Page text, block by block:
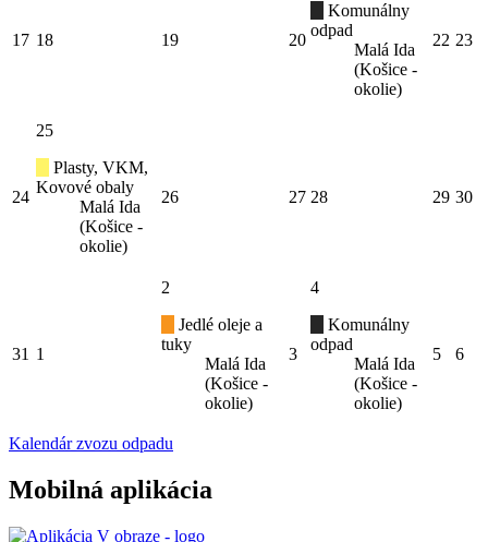
17 18 19 20
Komunálny
odpad
Malá Ida
(Košice -
okolie)
22 23
24
25
Plasty, VKM,
Kovové obaly
Malá Ida
(Košice -
okolie)
26 27 28 29 30
31 1
2
Jedlé oleje a
tuky
Malá Ida
(Košice -
okolie)
3
4
Komunálny
odpad
Malá Ida
(Košice -
okolie)
5 6
Kalendár zvozu odpadu
Mobilná aplikácia